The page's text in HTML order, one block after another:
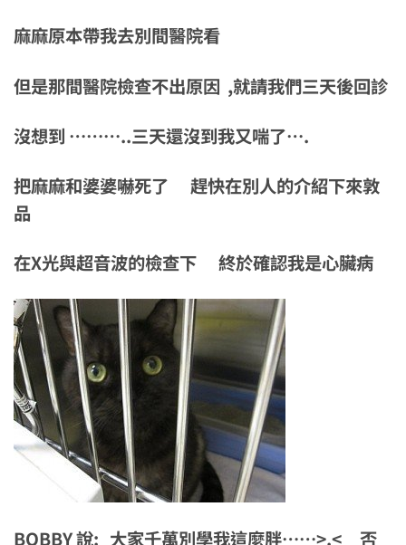
麻麻原本帶我去別間醫院看
但是那間醫院檢查不出原因 ,就請我們三天後回診
沒想到 ………..三天還沒到我又喘了….
把麻麻和婆婆嚇死了 趕快在別人的介紹下來敦
品
在X光與超音波的檢查下 終於確認我是心臟病
BOBBY 說: 大家千萬別學我這麼胖……>.< 否